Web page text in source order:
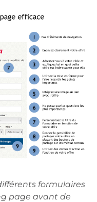
formulaires
page avant de